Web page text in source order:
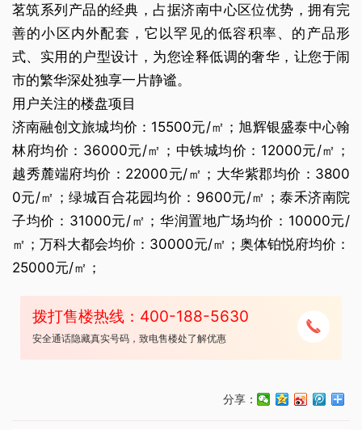
茗筑系列产品的经典，占据济南中心区位优势，拥有完
善的小区内外配套，它以罕见的低容积率、的产品形
式、实用的户型设计，为您诠释低调的奢华，让您于闹
市的繁华深处独享一片静谧。
用户关注的楼盘项目
济南融创文旅城均价：15500元/㎡；旭辉银盛泰中心翰
林府均价：36000元/㎡；中铁城均价：12000元/㎡；
越秀麓端府均价：22000元/㎡；大华紫郡均价：3800
0元/㎡；绿城百合花园均价：9600元/㎡；泰禾济南院
子均价：31000元/㎡；华润置地广场均价：10000元/
㎡；万科大都会均价：30000元/㎡；奥体铂悦府均价：
25000元/㎡；
拨打售楼热线：400-188-5630
安全通话隐藏真实号码，致电售楼处了解优惠
分享：